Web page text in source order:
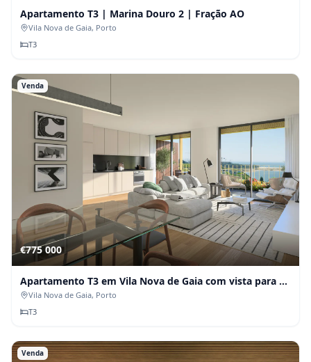
Apartamento T3 | Marina Douro 2 | Fração AO
Vila Nova de Gaia, Porto
T3
Venda
€775 000
Apartamento T3 em Vila Nova de Gaia com vista para a
marina
Vila Nova de Gaia, Porto
T3
Venda